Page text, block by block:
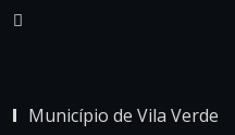
Município de Vila Verde